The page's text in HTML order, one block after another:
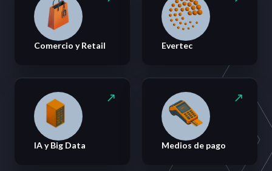
Comercio y Retail Evertec
IA y Big Data Medios de pago